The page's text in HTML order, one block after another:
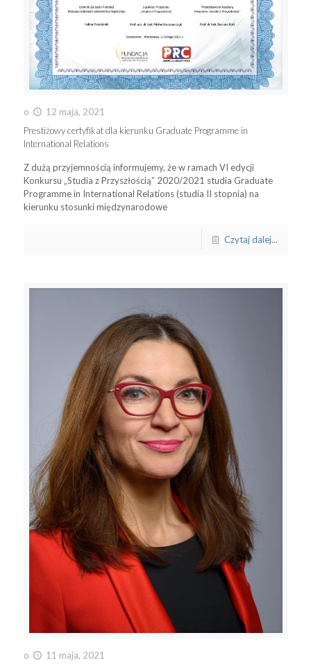
o
12 maja, 2021
Prestiżowy certyfikat dla kierunku Graduate Programme in
International Relations
Z dużą przyjemnością informujemy, że w ramach VI edycji
Konkursu „Studia z Przyszłością” 2020/2021 studia Graduate
Programme in International Relations (studia II stopnia) na
kierunku stosunki międzynarodowe
Czytaj dalej...
o
11 maja, 2021